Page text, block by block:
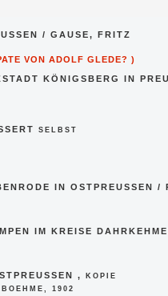
/ GAUSE, FRITZ
VON ADOLF GLEDE? )
KÖNIGSBERG IN
SELBST
IN OSTPREUSSEN /
IM KREISE
,
KOPIE
1902